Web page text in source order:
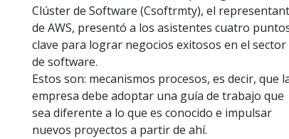
Clúster de Software (Csoftrmty), el
de AWS, presentó a los asistentes cuatro
clave para lograr negocios exitosos en el sector
de software.
Estos son: mecanismos procesos, es decir, que
empresa debe adoptar una guía de trabajo que
sea diferente a lo que es conocido e impulsar
nuevos proyectos a partir de ahí.